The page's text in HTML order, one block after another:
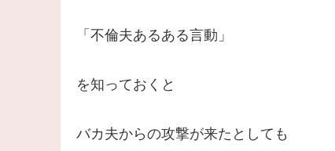
「不倫夫あるある言動」
を知っておくと
バカ夫からの攻撃が来たとしても